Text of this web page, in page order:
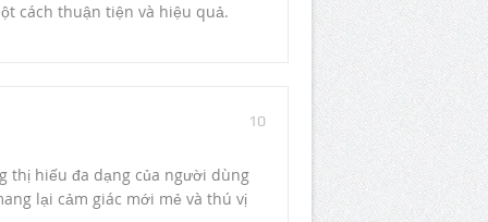
cách thuận tiện và hiệu quả.
10
thị hiếu đa dạng của người dùng
lại cảm giác mới mẻ và thú vị